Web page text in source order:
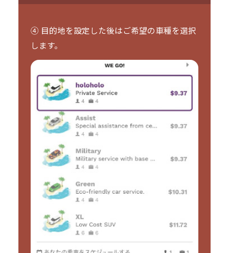
④ 目的地を設定した後はご希望の車種を選択
します。